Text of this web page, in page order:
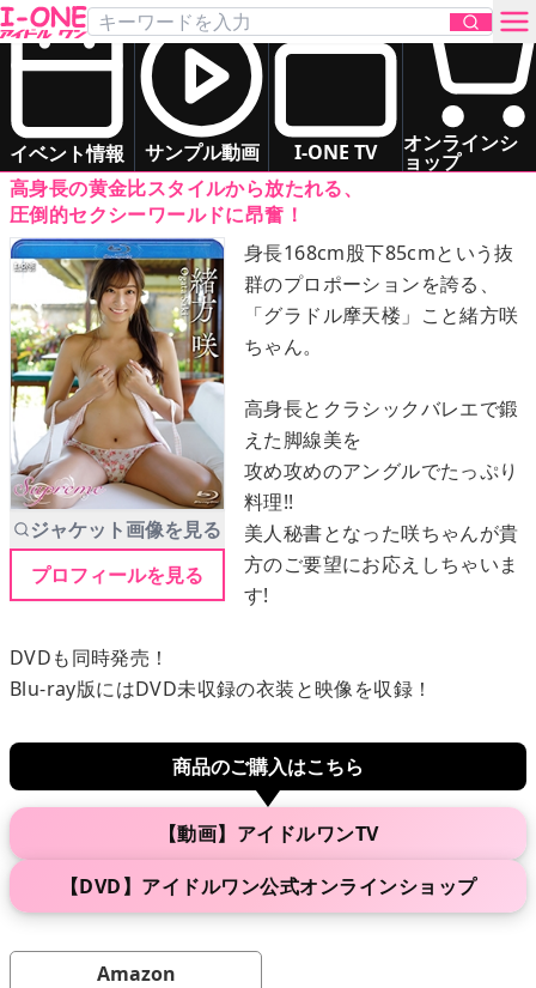
イベント情報 サンプル動画 I-ONE TV オンラインシ
ョップ
お問い合わせ
TOP
DVD
Blu-ray
サンプル動画
イベント情報
アイドル一覧
▶発売中
▶新作
▶次回作
▶発売年月日
緒方 咲
「Supreme」
Blu-ray
スレンダー
清楚系 ドキドキ系
高身長の黄金比スタイルから放たれる、
圧倒的セクシーワールドに昂奮！
ジャケット画像を見る
プロフィールを見る
身長168cm股下85cmという抜
群のプロポーションを誇る、
「グラドル摩天楼」こと緒方咲
ちゃん。
高身長とクラシックバレエで鍛
えた脚線美を
攻め攻めのアングルでたっぷり
料理!!
美人秘書となった咲ちゃんが貴
方のご要望にお応えしちゃいま
す!
DVDも同時発売！
Blu-ray版にはDVD未収録の衣装と映像を収録！
商品のご購入はこちら
【動画】アイドルワンTV
【DVD】アイドルワン公式オンラインショップ
Amazon